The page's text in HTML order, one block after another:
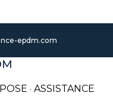
epdm.com
· ASSISTANCE